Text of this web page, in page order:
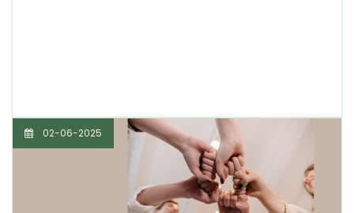
02-06-2025